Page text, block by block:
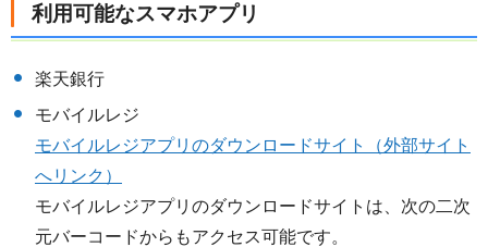
利用可能なスマホアプリ
楽天銀行
モバイルレジ
モバイルレジアプリのダウンロードサイト（外部サイト
へリンク）
モバイルレジアプリのダウンロードサイトは、次の二次
元バーコードからもアクセス可能です。